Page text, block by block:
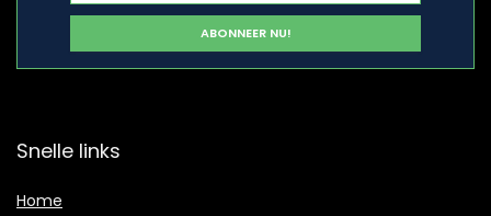
Snelle links
Home